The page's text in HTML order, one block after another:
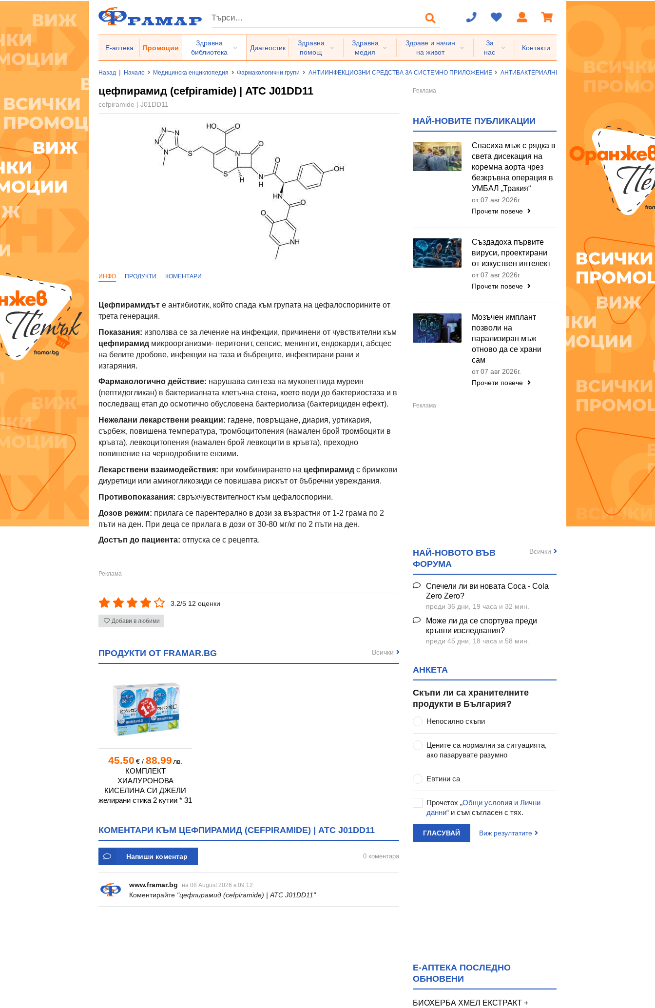
Е-аптека Промоции
Здравна
библиотека
Диагностик
Здравна
помощ
Здравна
медия
Здраве и начин
на живот
За
нас
Контакти
Назад | Начало Медицинска енциклопедия Фармакологични групи АНТИИНФЕКЦИОЗНИ СРЕДСТВА ЗА СИСТЕМНО ПРИЛОЖЕНИЕ АНТИБАКТЕРИАЛНИ СРЕДСТВА ЗА СИСТЕМНО
цефпирамид (cefpiramide) | ATC J01DD11
cefpiramide | J01DD11
ИНФО ПРОДУКТИ КОМЕНТАРИ
Цефпирамидът е антибиотик, който спада към групата на цефалоспорините от
трета генерация.
Показания: използва се за лечение на инфекции, причинени от чувствителни към
цефпирамид микроорганизми- перитонит, сепсис, менингит, ендокардит, абсцес
на белите дробове, инфекции на таза и бъбреците, инфектирани рани и
изгаряния.
Фармакологично действие: нарушава синтеза на мукопептида муреин
(пептидогликан) в бактериалната клетъчна стена, което води до бактериостаза и в
последващ етап до осмотично обусловена бактериолиза (бактерициден ефект).
Нежелани лекарствени реакции: гадене, повръщане, диария, уртикария,
сърбеж, повишена температура, тромбоцитопения (намален брой тромбоцити в
кръвта), левкоцитопения (намален брой левкоцити в кръвта), преходно
повишение на чернодробните ензими.
Лекарствени взаимодействия: при комбинирането на цефпирамид с бримкови
диуретици или аминогликозиди се повишава рискът от бъбречни увреждания.
Противопоказания: свръхчувствителност към цефалоспорини.
Дозов режим: прилага се парентерално в дози за възрастни от 1-2 грама по 2
пъти на ден. При деца се прилага в дози от 30-80 мг/кг по 2 пъти на ден.
Достъп до пациента: отпуска се с рецепта.
3.2/5 12 оценки
Добави в любими
ПРОДУКТИ ОТ FRAMAR.BG
45.50 €/ 88.99 лв.
КОМПЛЕКТ
ХИАЛУРОНОВА
КИСЕЛИНА СИ ДЖЕЛИ
желирани стика 2 кутии * 31
Всички
КОМЕНТАРИ КЪМ ЦЕФПИРАМИД (CEFPIRAMIDE) | ATC J01DD11
Напиши коментар 0 коментара
www.framar.bg на 08 August 2026 в 09:12
Коментирайте "цефпирамид (cefpiramide) | ATC J01DD11"
НАЙ-НОВИТЕ ПУБЛИКАЦИИ
Спасиха мъж с рядка в
света дисекация на
коремна аорта чрез
безкръвна операция в
УМБАЛ „Тракия“
от 07 авг 2026г.
Прочети повече
Създадоха първите
вируси, проектирани
от изкуствен интелект
от 07 авг 2026г.
Прочети повече
Мозъчен имплант
позволи на
парализиран мъж
отново да се храни
сам
от 07 авг 2026г.
Прочети повече
НАЙ-НОВОТО ВЪВ
ФОРУМА
Спечели ли ви новата Coca - Cola
Zero Zero?
преди 36 дни, 19 часа и 32 мин.
Може ли да се спортува преди
кръвни изследвания?
преди 45 дни, 18 часа и 58 мин.
Всички
АНКЕТА
Скъпи ли са хранителните
продукти в България?
Непосилно скъпи
Цените са нормални за ситуацията,
ако пазарувате разумно
Евтини са
Прочетох „Общи условия и Лични
данни“ и съм съгласен с тях.
ГЛАСУВАЙ Виж резултатите
Е-АПТЕКА ПОСЛЕДНО
ОБНОВЕНИ
БИОХЕРБА ХМЕЛ ЕКСТРАКТ +